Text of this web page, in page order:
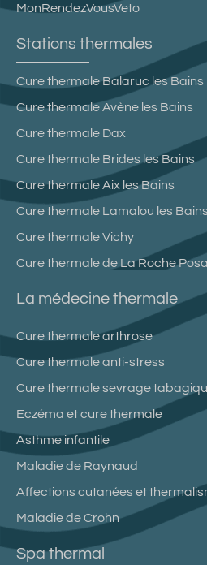
MonRendezVousVeto
Stations thermales
Cure thermale Balaruc les Bains
Cure thermale Avène les Bains
Cure thermale Dax
Cure thermale Brides les Bains
Cure thermale Aix les Bains
Cure thermale Lamalou les
Cure thermale Vichy
Cure thermale de La Roche
La médecine thermale
Cure thermale arthrose
Cure thermale anti-stress
Cure thermale sevrage
Eczéma et cure thermale
Asthme infantile
Maladie de Raynaud
Affections cutanées et
Maladie de Crohn
Spa thermal